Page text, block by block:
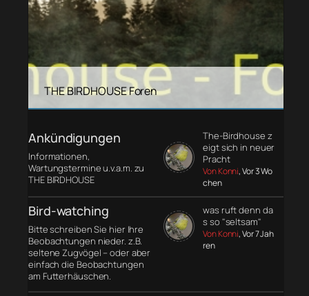
THE BIRDHOUSE Foren
Ankündigungen
Informationen,
Wartungstermine u.v.a.m. zu
THE BIRDHOUSE
The-Birdhouse z
eigt sich in neuer
Pracht
Von Konni, Vor 3 Wo
chen
Bird-watching
Bitte schreiben Sie hier Ihre
Beobachtungen nieder. z.B.
seltene Zugvögel – oder aber
einfach die Beobachtungen
am Futterhäuschen.
was ruft denn da
s so "seltsam"
Von Konni, Vor 7 Jah
ren